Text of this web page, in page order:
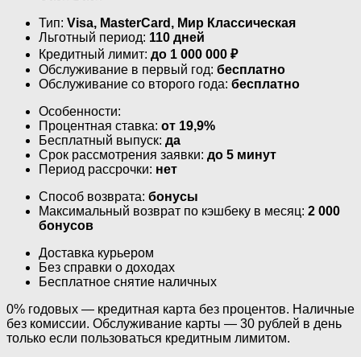
Тип: Visa, MasterСard, Мир Классическая
Льготный период: 110 дней
Кредитный лимит: до 1 000 000 ₽
Обслуживание в первый год: бесплатно
Обслуживание со второго года: бесплатно
Особенности:
Процентная ставка: от 19,9%
Бесплатный выпуск: да
Срок рассмотрения заявки: до 5 минут
Период рассрочки: нет
Способ возврата: бонусы
Максимальный возврат по кэшбеку в месяц: 2 000
бонусов
Доставка курьером
Без справки о доходах
Бесплатное снятие наличных
0% годовых — кредитная карта без процентов. Наличные
без комиссии. Обслуживание карты — 30 рублей в день
только если пользоваться кредитным лимитом.